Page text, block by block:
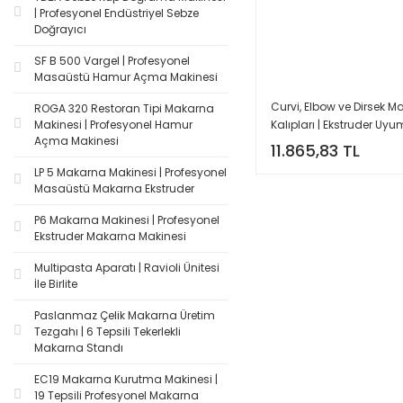
| Profesyonel Endüstriyel Sebze
Doğrayıcı
SF B 500 Vargel | Profesyonel
Masaüstü Hamur Açma Makinesi
ROGA 320 Restoran Tipi Makarna
Makinesi | Profesyonel Hamur
Açma Makinesi
LP 5 Makarna Makinesi | Profesyonel
Masaüstü Makarna Ekstruder
P6 Makarna Makinesi | Profesyonel
Ekstruder Makarna Makinesi
Multipasta Aparatı | Ravioli Ünitesi
İle Birlite
Paslanmaz Çelik Makarna Üretim
Tezgahı | 6 Tepsili Tekerlekli
Makarna Standı
EC19 Makarna Kurutma Makinesi |
19 Tepsili Profesyonel Makarna
Curvi, Elbow ve Dirsek
Kalıpları | Ekstruder
11.865,83 TL